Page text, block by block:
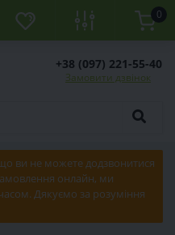
0
+38 (097) 221-55-40
Замовити дзвінок
ви не можете додзвонитися
онлайн, ми
Дякуємо за розуміння